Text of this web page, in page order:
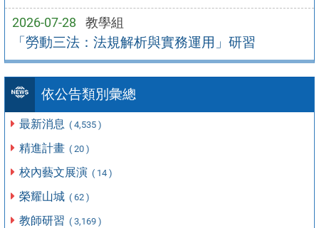
2026-07-28 教學組
「勞動三法：法規解析與實務運用」研習
依公告類別彙總
最新消息 ( 4,535 )
精進計畫 ( 20 )
校內藝文展演 ( 14 )
榮耀山城 ( 62 )
教師研習 ( 3,169 )